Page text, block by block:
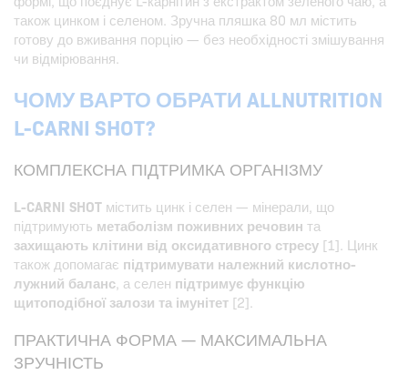
також цинком і селеном. Зручна пляшка 80 мл містить
готову до вживання порцію — без необхідності змішування
чи відмірювання.
ЧОМУ ВАРТО ОБРАТИ ALLNUTRITION
L-CARNI SHOT?
КОМПЛЕКСНА ПІДТРИМКА ОРГАНІЗМУ
L-CARNI SHOT містить цинк і селен — мінерали, що
підтримують метаболізм поживних речовин та
захищають клітини від оксидативного стресу [1]. Цинк
також допомагає підтримувати належний кислотно-
лужний баланс, а селен підтримує функцію
щитоподібної залози та імунітет [2].
ПРАКТИЧНА ФОРМА — МАКСИМАЛЬНА
ЗРУЧНІСТЬ